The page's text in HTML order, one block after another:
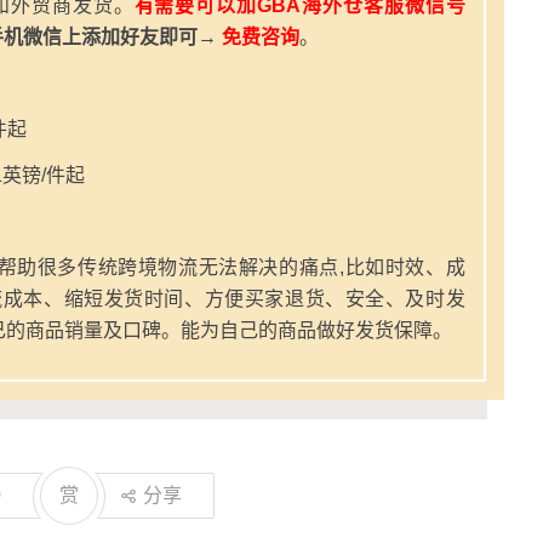
贸商发货。 有需要可以加GBA海外仓客服微信号
微信上添加好友即可→ 免费咨询。
起
镑/件起
助很多传统跨境物流无法解决的痛点,比如时效、成
本、缩短发货时间、方便买家退货、安全、及时发
商品销量及口碑。能为自己的商品做好发货保障。
赏 分享